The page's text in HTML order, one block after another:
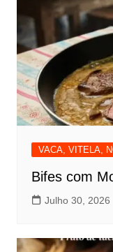
VACA, VITELA,
Bifes com
Julho 30, 2026